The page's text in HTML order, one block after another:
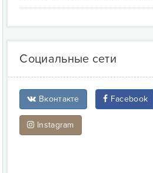
Социальные сети
Вконтакте Facebook
Instagram